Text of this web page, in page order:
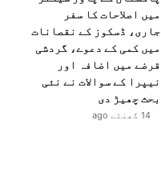
میں اصلاحات کا سفر
جاری، ڈسکوز کے نقصانات
میں کمی کے دعوے، گردشی
قرضے میں اضافہ اور
نیپرا کے سوالات نے نئی
بحث چھیڑ دی
14 گھنٹے ago